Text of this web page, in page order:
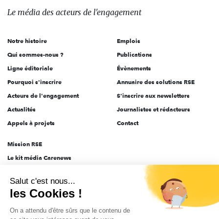
des
l'engagement
Le média des acteurs de l'engagement
Notre histoire
Qui sommes-nous ?
Ligne éditoriale
Pourquoi s'inscrire
Acteurs de l'engagement
Actualités
Appels à projets
Emplois
Publications
Évènements
Annuaire des solutions RSE
S'inscrire aux newsletters
Journalistes et rédacteurs
Contact
Mission RSE
Le kit média Carenews
AEF info
Novethic
PRODURABLE
Salut c'est nous...
les Cookies !
On a attendu d'être sûrs que le contenu de